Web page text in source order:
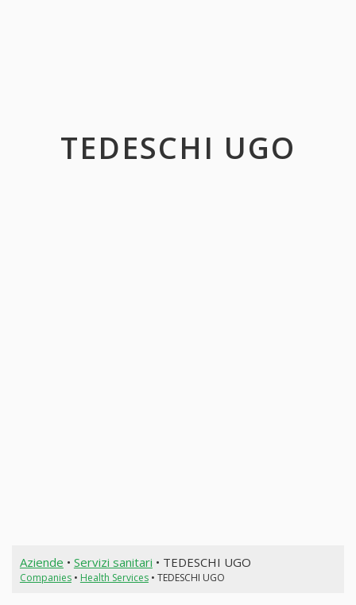
TEDESCHI UGO
Aziende • Servizi sanitari • TEDESCHI UGO
Companies• Health Services• TEDESCHI UGO